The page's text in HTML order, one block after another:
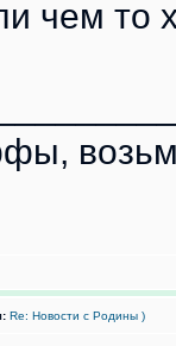
чем то
Re: Новости с Родины )